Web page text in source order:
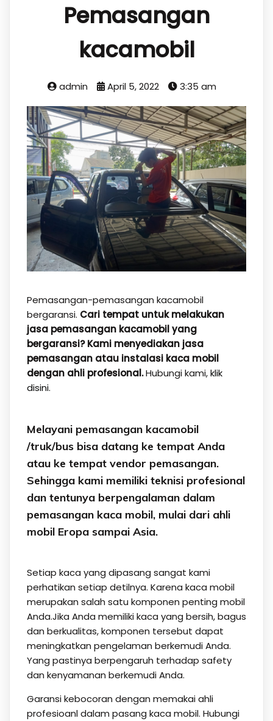
Pemasangan
kacamobil
admin April 5, 2022 3:35 am
Pemasangan-pemasangan kacamobil
bergaransi. Cari tempat untuk melakukan
jasa pemasangan kacamobil yang
bergaransi? Kami menyediakan jasa
pemasangan atau instalasi kaca mobil
dengan ahli profesional.Hubungi kami,klik
disini.
Melayani pemasangan kacamobil
/truk/bus bisa datang ke tempat Anda
atau ke tempat vendor pemasangan.
Sehingga kami memiliki teknisi profesional
dan tentunya berpengalaman dalam
pemasangan kaca mobil, mulai dari ahli
mobil Eropa sampai Asia.
Setiap kaca yang dipasang sangat kami
perhatikan setiap detilnya. Karena kaca mobil
merupakan salah satu komponen penting mobil
Anda.Jika Anda memiliki kaca yang bersih, bagus
dan berkualitas, komponen tersebut dapat
meningkatkan pengelaman berkemudi Anda.
Yang pastinya berpengaruh terhadap safety
dan kenyamanan berkemudi Anda.
Garansi kebocoran dengan memakai ahli
profesioanl dalam pasang kaca mobil. Hubungi